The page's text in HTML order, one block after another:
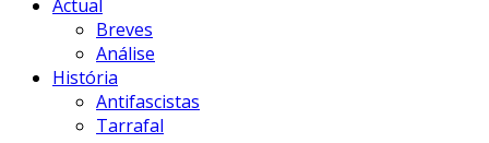
Actual
Breves
Análise
História
Antifascistas
Tarrafal